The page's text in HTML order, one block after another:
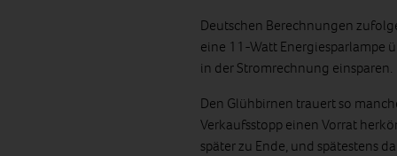
Deutschen Berechnungen
eine 11-Watt Energiesparlampe
in der Stromrechnung einsparen.
Den Glühbirnen trauert so
Verkaufsstopp einen Vorrat
später zu Ende, und spätestens